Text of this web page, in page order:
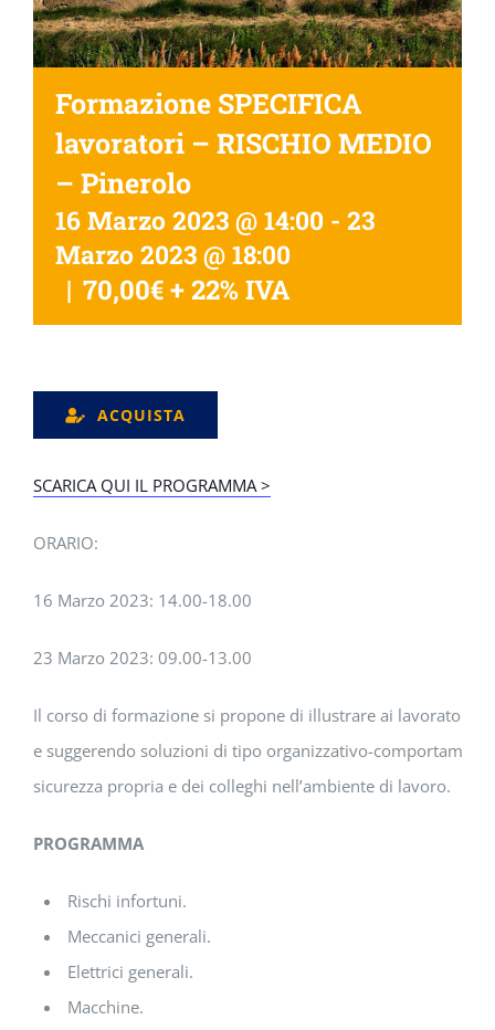
Formazione SPECIFICA
lavoratori – RISCHIO MEDIO
– Pinerolo
16 Marzo 2023 @ 14:00 - 23
Marzo 2023 @ 18:00
| 70,00€ + 22% IVA
ACQUISTA
SCARICA QUI IL PROGRAMMA >
ORARIO:
16 Marzo 2023: 14.00-18.00
23 Marzo 2023: 09.00-13.00
Il corso di formazione si propone di illustrare ai lavoratori i
e suggerendo soluzioni di tipo organizzativo-
sicurezza propria e dei colleghi nell’ambiente di lavoro.
PROGRAMMA
Rischi infortuni.
Meccanici generali.
Elettrici generali.
Macchine.